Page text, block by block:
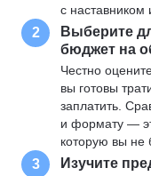
с наставником
2
Выберите
бюджет на
Честно
вы готовы
заплатить.
и формату —
которую вы не
3 Изучите